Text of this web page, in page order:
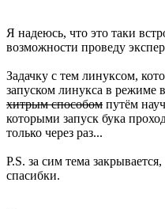
Я надеюсь, что это таки
возможности проведу
Задачку с тем линуксом,
запуском линукса в режиме
хитрым способом путём
которыми запуск бука
только через раз...
P.S. за сим тема
спасибки.